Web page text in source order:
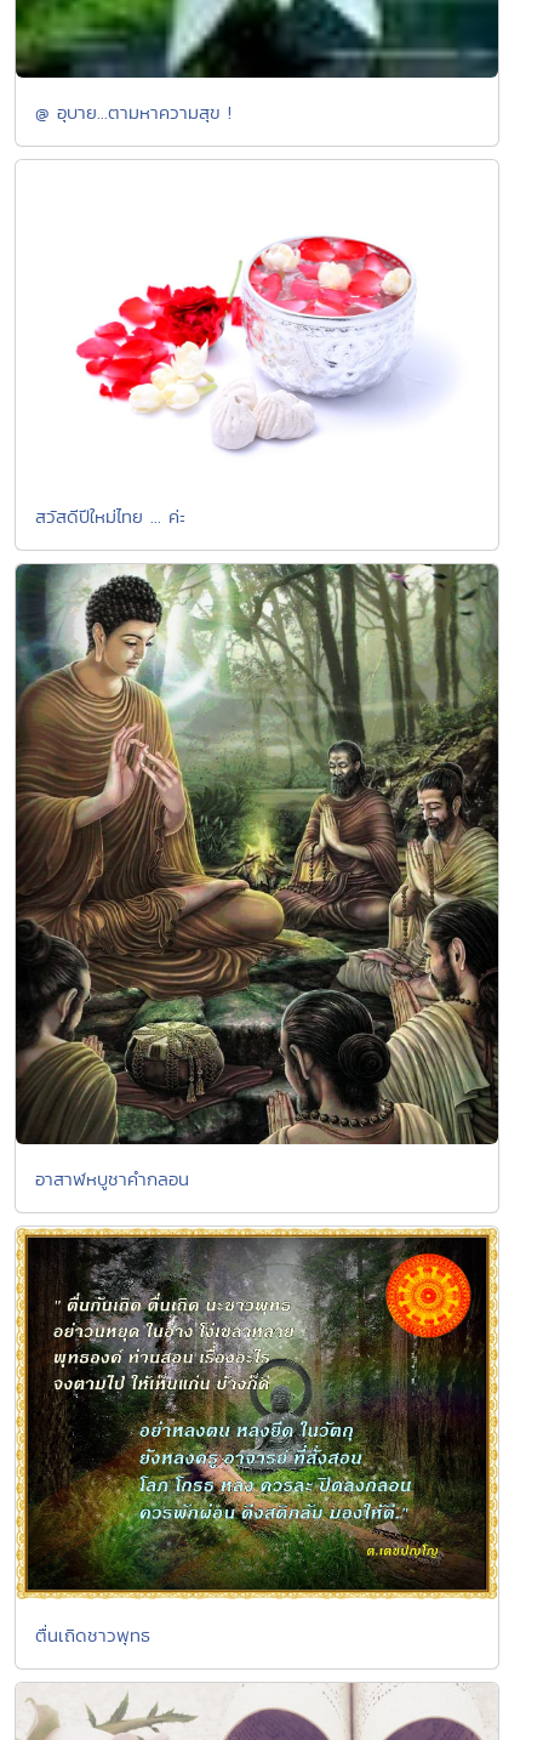
@ อุบาย...ตามหาความสุข !
สวัสดีปีใหม่ไทย ... ค่ะ
อาสาฬหบูชาคำกลอน
ตื่นเถิดชาวพุทธ